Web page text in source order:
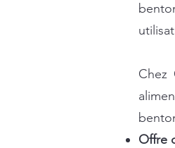
Chez
Offre